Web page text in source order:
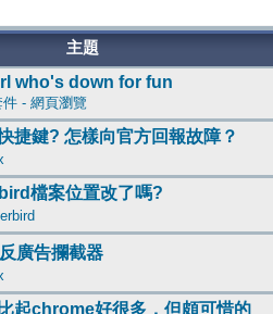
主題
who's down for fun
件 - 網頁瀏覽
捷鍵? 怎樣向官方回報故障？
檔案位置改了嗎?
廣告攔截器
起chrome好很多，但頗可惜的